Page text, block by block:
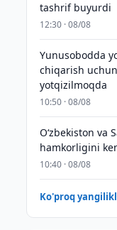
tashrif buyurdi
12:30 · 08/08
Yunusobodda
chiqarish
yotqizilmoqda
10:50 · 08/08
Oʻzbekiston va
hamkorligini
10:40 · 08/08
Ko'proq